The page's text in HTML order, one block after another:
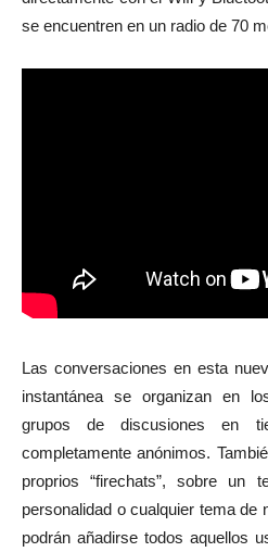
se encuentren en un radio de 70
Las conversaciones en esta
instantánea se organizan en
grupos de discusiones en
completamente anónimos.
proprios “firechats”, sobre un
personalidad o cualquier tema de
podrán añadirse todos aquellos